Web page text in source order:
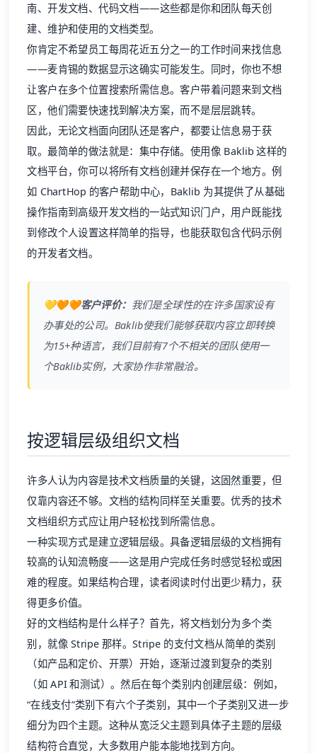
南、开发文档、代码文档——这些都是你和团队每天创
建、维护和使用的文档类型。
你肯定不希望员工每周花近五分之一的工作时间来找信息
——麦肯锡的数据显示这确实可能发生。同时，你也不想
让客户在多个位置搜索所需信息。客户带着问题来到文档
区，他们需要快速找到解决方案，而不是层层跳转。
因此，无论文档面向团队还是客户，都要让信息易于获
取。最简单的做法就是：集中存储。使用像 Baklib 这样的
文档平台，你可以将所有文档创建并保存在一个地方。例
如 ChartHop 的客户帮助中心，Baklib 为其提供了从基础
操作指南到高级开发文档的一站式知识门户，用户既能找
到修改个人设置这样简单的指导，也能获取包含代码示例
的开发者文档。
💛🧡🧡客户评价： 我们是全球性的在许多国家设有
办事处的公司。 Baklib使我们能够获取内容立即转换
为15+种语言，我们目前有7个不相关的团队使用一
个Baklib实例，大家协作非常融洽。
按逻辑层级组织文档
许多人认为内容是技术文档质量的关键，这固然重要，但
仅靠内容还不够。文档的结构同样至关重要。优秀的技术
文档组织方式应让用户轻松找到所需信息。
一种实现方式是建立逻辑层级。具备逻辑层级的文档拥有
较高的认知流畅度——这是用户完成任务时感觉轻松或困
难的程度。如果结构合理，读者阅读时付出更少精力，获
得更多价值。
好的文档结构是什么样子？首先，将文档划分为多个类
别，就像 Stripe 那样。Stripe 的支付文档从简单的类别
（如产品和定价、开票）开始，逐渐过渡到复杂的类别
（如 API 和测试）。然后在每个类别内创建层级：例如，
“在线支付”类别下有六个子类别，其中一个子类别又进一步
细分为四个主题。这种从宽泛父主题到具体子主题的层级
结构符合直觉，大多数用户能本能地找到方向。